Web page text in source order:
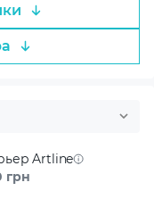
Artline
грн